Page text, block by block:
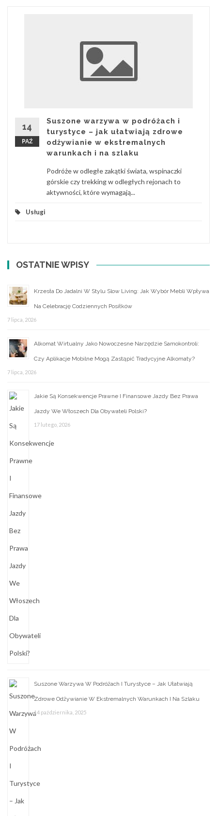
14
PAŹ
Suszone warzywa w podróżach i
turystyce – jak ułatwiają zdrowe
odżywianie w ekstremalnych
warunkach i na szlaku
Podróże w odległe zakątki świata, wspinaczki
górskie czy trekking w odległych rejonach to
aktywności, które wymagają...
Usługi
OSTATNIE WPISY
Krzesła Do Jadalni W Stylu Slow Living: Jak Wybór Mebli Wpływa
Na Celebrację Codziennych Posiłków
7 lipca, 2026
Alkomat Wirtualny Jako Nowoczesne Narzędzie Samokontroli:
Czy Aplikacje Mobilne Mogą Zastąpić Tradycyjne Alkomaty?
7 lipca, 2026
Jakie Są Konsekwencje Prawne I Finansowe Jazdy Bez Prawa
Jazdy We Włoszech Dla Obywateli Polski?
17 lutego, 2026
Suszone Warzywa W Podróżach I Turystyce – Jak Ułatwiają
Zdrowe Odżywianie W Ekstremalnych Warunkach I Na Szlaku
14 października, 2025